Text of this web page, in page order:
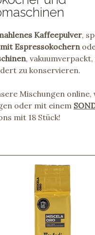
Kaffeepulver,
Espressokochern
,
zu konservieren.
Mischungen
oder mit einem
mit 18 Stück!